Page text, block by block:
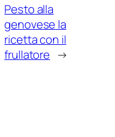
Pesto alla
genovese la
ricetta con il
frullatore →